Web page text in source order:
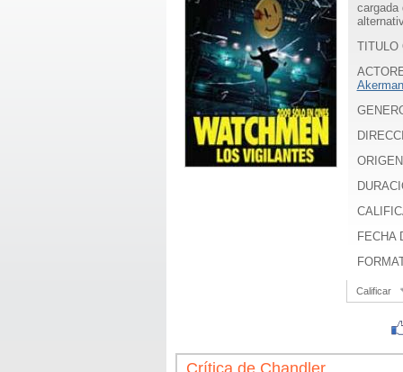
cargada
TITULO
Akerman
FECHA
Calificar
Crítica de Chandler